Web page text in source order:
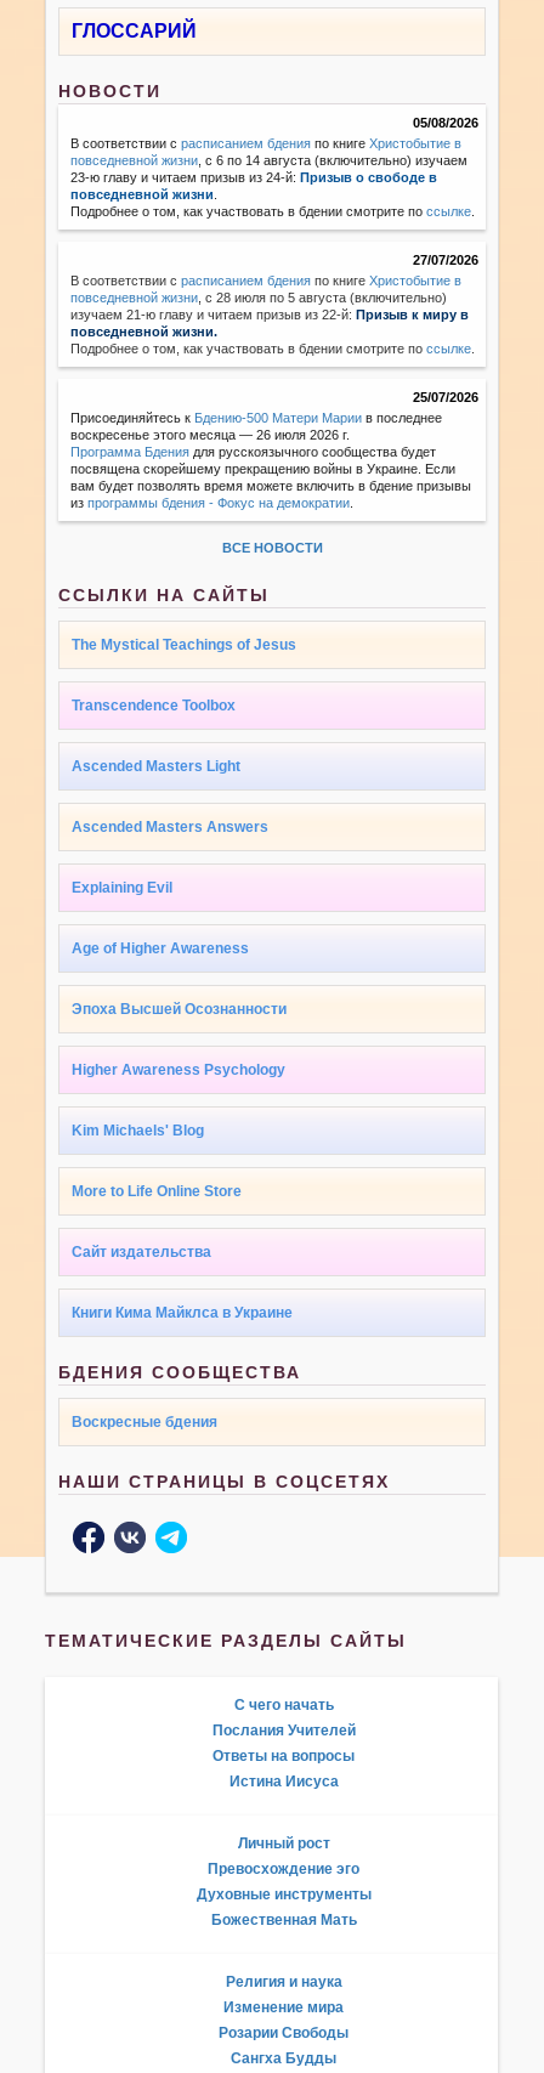
ГЛОССАРИЙ
НОВОСТИ
05/08/2026
В соответствии срасписанием бдения по книгеХристобытие в
повседневной жизни , с 6 по 14 августа (включительно) изучаем
23-ю главу и читаем призыв из 24-й:Призыв о свободе в
повседневной жизни
Подробнее о том, как участвовать в бдении смотрите поссылке
27/07/2026
В соответствии с расписанием бдения по книгеХристобытие в
повседневной жизни с 28 июля по 5 августа (включительно)
изучаем 21-ю главу и читаем призыв из 22-й:Призыв к миру в
повседневной жизни.
Подробнее о том, как участвовать в бдении смотрите поссылке
25/07/2026
Присоединяйтесь к Бдению-500 Матери Марии в последнее
воскресенье этого месяца — 26 июля 2026 г.
Программа Бдения для русскоязычного сообщества будет
посвящена скорейшему прекращению войны в Украине. Если
вам будет позволять время можете включить в бдение призывы
изпрограммы бдения - Фокус на демократии
ВСЕ НОВОСТИ
ССЫЛКИ НА САЙТЫ
The Mystical Teachings of Jesus
Transcendence Toolbox
Ascended Masters Light
Ascended Masters Answers
Explaining Evil
Age of Higher Awareness
Эпоха Высшей Осознанности
Higher Awareness Psychology
Kim Michaels' Blog
More to Life Online Store
Сайт издательства
Книги Кима Майклса в Украине
БДЕНИЯ СООБЩЕСТВА
Воскресные бдения
НАШИ СТРАНИЦЫ В СОЦСЕТЯХ
ТЕМАТИЧЕСКИЕ РАЗДЕЛЫ САЙТЫ
С чего начать
Послания Учителей
Ответы на вопросы
Истина Иисуса
Личный рост
Превосхождение эго
Духовные инструменты
Божественная Мать
Религия и наука
Изменение мира
Розарии Свободы
Сангха Будды